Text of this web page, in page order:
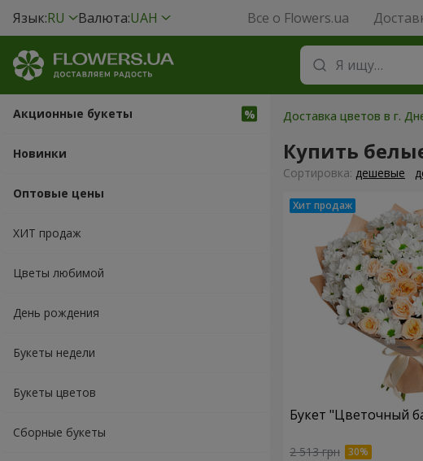
Язык:RU Валюта:UAH Все о Flowers.ua
Акционные букеты
Новинки
Оптовые цены
ХИТ продаж
Цветы любимой
День рождения
Букеты недели
Букеты цветов
Сборные букеты
Доставка цветов в г.
Купить
Cортировка: дешевые
Букет "Цветочный
2 513 грн